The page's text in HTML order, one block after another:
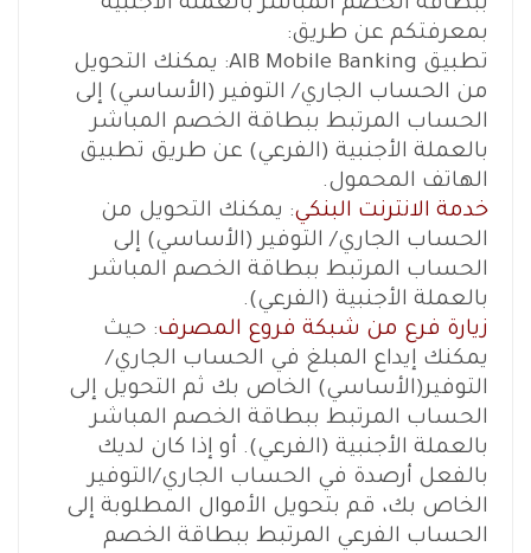
بمعرفتكم عن طريق:
تطبيق AIB Mobile Banking: يمكنك التحويل
من الحساب الجاري/ التوفير (الأساسي) إلى
الحساب المرتبط ببطاقة الخصم المباشر
بالعملة الأجنبية (الفرعي) عن طريق تطبيق
الهاتف المحمول.
خدمة الانترنت البنكي: يمكنك التحويل من
الحساب الجاري/ التوفير (الأساسي) إلى
الحساب المرتبط ببطاقة الخصم المباشر
بالعملة الأجنبية (الفرعي).
زيارة فرع من شبكة فروع المصرف: حيث
يمكنك إيداع المبلغ في الحساب الجاري/
التوفير(الأساسي) الخاص بك ثم التحويل إلى
الحساب المرتبط ببطاقة الخصم المباشر
بالعملة الأجنبية (الفرعي). أو إذا كان لديك
بالفعل أرصدة في الحساب الجاري/التوفير
الخاص بك، قم بتحويل الأموال المطلوبة إلى
الحساب الفرعي المرتبط ببطاقة الخصم